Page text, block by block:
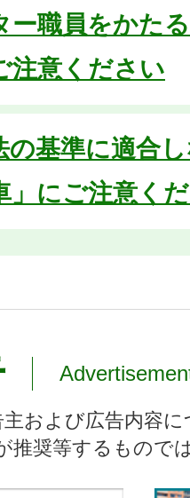
ー職員をかた
注意ください
の基準に適合
」にご注意く
主および広告内容
推奨等するもので